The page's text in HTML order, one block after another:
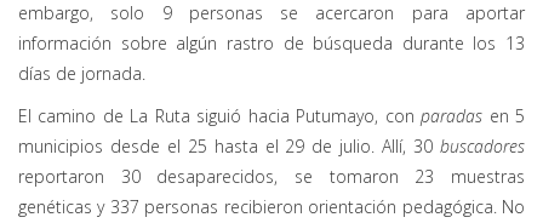
embargo, solo 9 personas se acercaron para aportar
información sobre algún rastro de búsqueda durante los 13
días de jornada.
El camino de La Ruta siguió hacia Putumayo, conparadas en 5
municipios desde el 25 hasta el 29 de julio. Allí, 30 buscadores
reportaron 30 desaparecidos, se tomaron 23 muestras
genéticas y 337 personas recibieron orientación pedagógica. No